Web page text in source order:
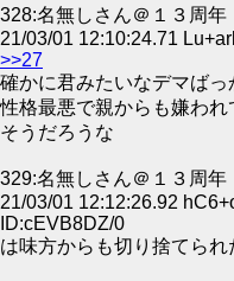
328:名無しさん＠１３周年
21/03/01 12:10:24.71
>>27
確かに君みたいなデマば
性格最悪で親からも嫌わ
そうだろうな
329:名無しさん＠１３周年
21/03/01 12:12:26.92
ID:cEVB8DZ/0
は味方からも切り捨てられ